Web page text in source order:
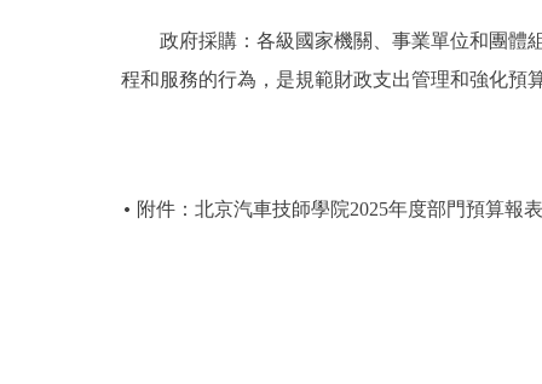
政府採購：各級國家機關、事業單位和團體組
程和服務的行為，是規範財政支出管理和強化預
附件：北京汽車技師學院2025年度部門預算報表